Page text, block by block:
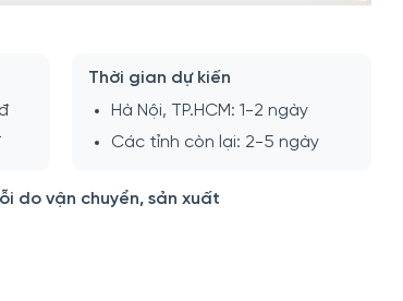
Thời gian dự kiến
Hà Nội, TP.HCM: 1-2 ngày
Các tỉnh còn lại: 2-5 ngày
do vận chuyển, sản xuất